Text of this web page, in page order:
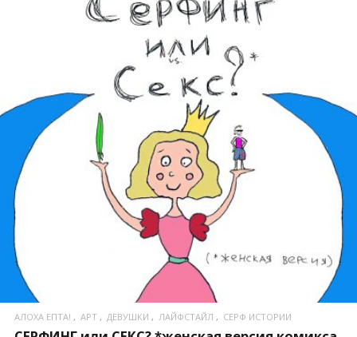
ПОСМОТРЕТЬ
АЛОХА ЕПТА! АРТ ДЕВУШКИ ЛАЙФСТАЙЛ СЕРФ ИСТОРИИ